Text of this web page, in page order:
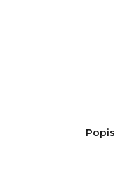
Popis